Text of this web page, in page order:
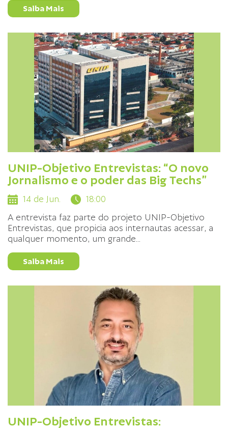
Saiba Mais
UNIP-Objetivo Entrevistas: “O novo
Jornalismo e o poder das Big Techs”
14 de Jun.
18:00
A entrevista faz parte do projeto UNIP-Objetivo
Entrevistas, que propicia aos internautas acessar, a
qualquer momento, um grande...
Saiba Mais
UNIP-Objetivo Entrevistas: